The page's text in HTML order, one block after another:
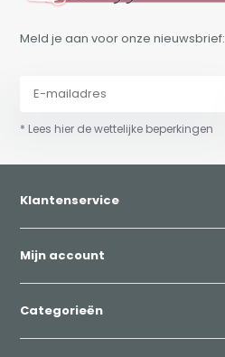
Meld je aan voor onze nieuwsbrief:
* Lees hier de wettelijke beperkingen
Klantenservice
Mijn account
Categorieën